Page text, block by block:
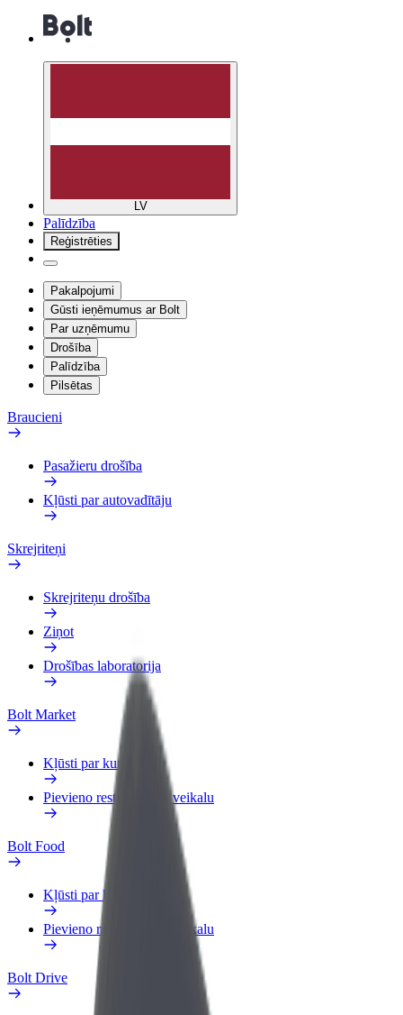
LV
Palīdzība
Reģistrēties
Pakalpojumi
Gūsti ieņēmumus ar Bolt
Par uzņēmumu
Drošība
Palīdzība
Pilsētas
Braucieni
Pasažieru drošība
Kļūsti par autovadītāju
Skrejriteņi
Skrejriteņu drošība
Ziņot
Drošības laboratorija
Bolt Market
Kļūsti par kurjeru
Pievieno restorānu vai veikalu
Bolt Food
Kļūsti par kurjeru
Pievieno restorānu vai veikalu
Bolt Drive